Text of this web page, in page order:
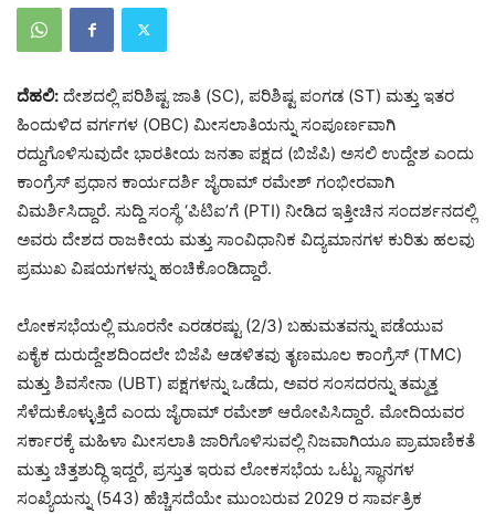
ದೆಹಲಿ: ದೇಶದಲ್ಲಿ ಪರಿಶಿಷ್ಟ ಜಾತಿ (SC), ಪರಿಶಿಷ್ಟ ಪಂಗಡ (ST) ಮತ್ತು ಇತರ
ಹಿಂದುಳಿದ ವರ್ಗಗಳ (OBC) ಮೀಸಲಾತಿಯನ್ನು ಸಂಪೂರ್ಣವಾಗಿ
ರದ್ದುಗೊಳಿಸುವುದೇ ಭಾರತೀಯ ಜನತಾ ಪಕ್ಷದ (ಬಿಜೆಪಿ) ಅಸಲಿ ಉದ್ದೇಶ ಎಂದು
ಕಾಂಗ್ರೆಸ್ ಪ್ರಧಾನ ಕಾರ್ಯದರ್ಶಿ ಜೈರಾಮ್ ರಮೇಶ್ ಗಂಭೀರವಾಗಿ
ವಿಮರ್ಶಿಸಿದ್ದಾರೆ. ಸುದ್ದಿ ಸಂಸ್ಥೆ ‘ಪಿಟಿಐ’ಗೆ (PTI) ನೀಡಿದ ಇತ್ತೀಚಿನ ಸಂದರ್ಶನದಲ್ಲಿ
ಅವರು ದೇಶದ ರಾಜಕೀಯ ಮತ್ತು ಸಾಂವಿಧಾನಿಕ ವಿದ್ಯಮಾನಗಳ ಕುರಿತು ಹಲವು
ಪ್ರಮುಖ ವಿಷಯಗಳನ್ನು ಹಂಚಿಕೊಂಡಿದ್ದಾರೆ.
ಲೋಕಸಭೆಯಲ್ಲಿ ಮೂರನೇ ಎರಡರಷ್ಟು (2/3) ಬಹುಮತವನ್ನು ಪಡೆಯುವ
ಏಕೈಕ ದುರುದ್ದೇಶದಿಂದಲೇ ಬಿಜೆಪಿ ಆಡಳಿತವು ತೃಣಮೂಲ ಕಾಂಗ್ರೆಸ್ (TMC)
ಮತ್ತು ಶಿವಸೇನಾ (UBT) ಪಕ್ಷಗಳನ್ನು ಒಡೆದು, ಅವರ ಸಂಸದರನ್ನು ತಮ್ಮತ್ತ
ಸೆಳೆದುಕೊಳ್ಳುತ್ತಿದೆ ಎಂದು ಜೈರಾಮ್ ರಮೇಶ್ ಆರೋಪಿಸಿದ್ದಾರೆ. ಮೋದಿಯವರ
ಸರ್ಕಾರಕ್ಕೆ ಮಹಿಳಾ ಮೀಸಲಾತಿ ಜಾರಿಗೊಳಿಸುವಲ್ಲಿ ನಿಜವಾಗಿಯೂ ಪ್ರಾಮಾಣಿಕತೆ
ಮತ್ತು ಚಿತ್ತಶುದ್ಧಿ ಇದ್ದರೆ, ಪ್ರಸ್ತುತ ಇರುವ ಲೋಕಸಭೆಯ ಒಟ್ಟು ಸ್ಥಾನಗಳ
ಸಂಖ್ಯೆಯನ್ನು (543) ಹೆಚ್ಚಿಸದೆಯೇ ಮುಂಬರುವ 2029 ರ ಸಾರ್ವತ್ರಿಕ